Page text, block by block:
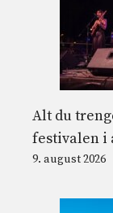
Alt du
festivalen i
9. august 2026